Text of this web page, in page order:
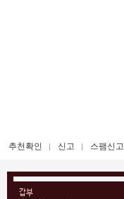
추천확인 신고 스팸신고
갑부